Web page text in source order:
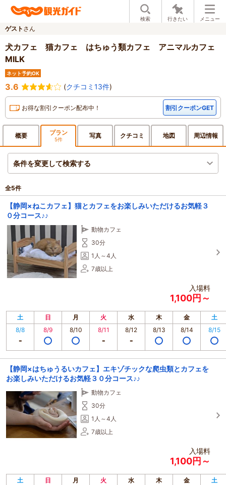
検索 行きたい メニュー
ゲスト さん
犬カフェ 猫カフェ はちゅう類カフェ アニマルカフェ
MILK
ネット予約OK
3.6 (クチコミ13件)
お得な割引クーポン配布中！ 割引クーポンGET
概要 プラン
5件 写真 クチコミ 地図 周辺情報
条件を変更して検索する
全5件
【静岡×ねこカフェ】猫とカフェをお楽しみいただけるお気軽３
０分コース♪♪
動物カフェ
30分
1人～4人
7歳以上
入場料
1,100円～
土 日 月 火 水 木 金
土
8/8
8/9 8/10 8/11 8/12 8/13 8/14 8/15
【静岡×はちゅうるいカフェ】エキゾチックな爬虫類とカフェを
お楽しみいただけるお気軽３０分コース♪♪
動物カフェ
30分
1人～4人
7歳以上
入場料
1,100円～
土 日 月 火 水 木 金
土